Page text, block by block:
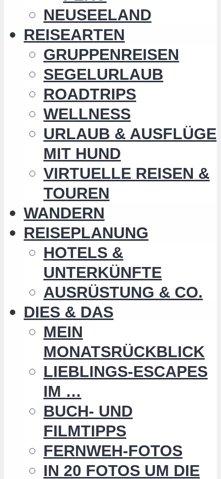
NEUSEELAND
REISEARTEN
GRUPPENREISEN
SEGELURLAUB
ROADTRIPS
WELLNESS
URLAUB & AUSFLÜGE
MIT HUND
VIRTUELLE REISEN &
TOUREN
WANDERN
REISEPLANUNG
HOTELS &
UNTERKÜNFTE
AUSRÜSTUNG & CO.
DIES & DAS
MEIN
MONATSRÜCKBLICK
LIEBLINGS-ESCAPES
IM …
BUCH- UND
FILMTIPPS
FERNWEH-FOTOS
IN 20 FOTOS UM DIE